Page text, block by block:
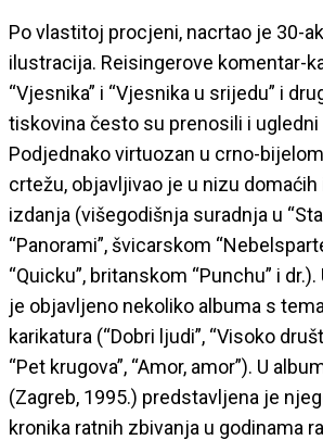
Po vlastitoj procjeni, nacrtao je 30-
ilustracija. Reisingerove komentar-
“Vjesnika” i “Vjesnika u srijedu” i
tiskovina često su prenosili i
Podjednako virtuozan u crno-
crtežu, objavljivao je u nizu
izdanja (višegodišnja suradnja u
“Panorami”, švicarskom
“Quicku”, britanskom “Punchu” i
je objavljeno nekoliko albuma s
karikatura (“Dobri ljudi”, “Visoko
“Pet krugova”, “Amor, amor”). U
(Zagreb, 1995.) predstavljena je
kronika ratnih zbivanja u godinama